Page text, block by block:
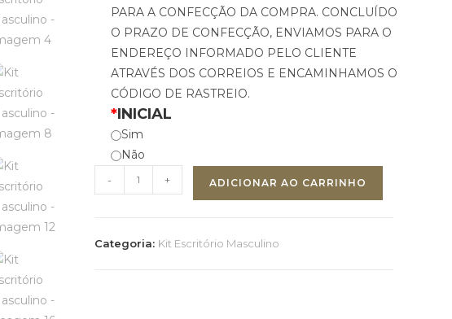
PARA A CONFECÇÃO DA COMPRA. CONCLUÍDO
O PRAZO DE CONFECÇÃO, ENVIAMOS PARA O
ENDEREÇO INFORMADO PELO CLIENTE
ATRAVÉS DOS CORREIOS E ENCAMINHAMOS O
CÓDIGO DE RASTREIO.
*INICIAL
Sim
Não
- + ADICIONAR AO CARRINHO
Categoria: Kit Escritório Masculino